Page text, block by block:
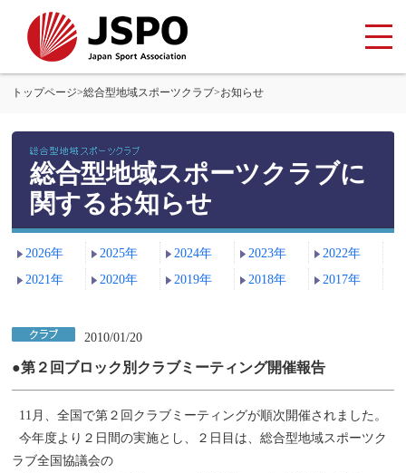
トップページ>総合型地域スポーツクラブ>お知らせ
総合型地域スポーツクラブに
関するお知らせ
2026年 2025年 2024年 2023年
2022年
2021年
2020年 2019年 2018年 2017年
2010/01/20
●第２回ブロック別クラブミーティング開催報告
11月、全国で第２回クラブミーティングが順次開催されました。
今年度より２日間の実施とし、２日目は、総合型地域スポーツク
ラブ全国協議会の